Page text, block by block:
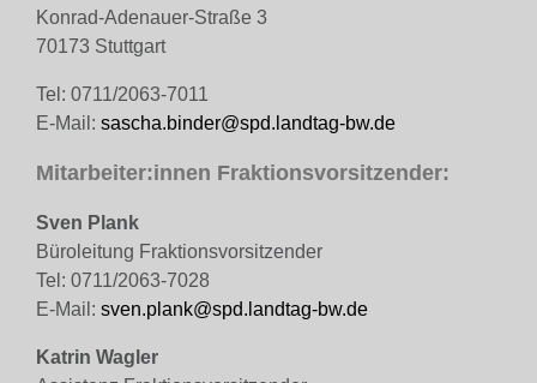
Konrad-Adenauer-Straße 3
70173 Stuttgart
Tel: 0711/2063-7011
E-Mail: sascha.binder@spd.landtag-bw.de
Mitarbeiter:innen Fraktionsvorsitzender:
Sven Plank
Büroleitung Fraktionsvorsitzender
Tel: 0711/2063-7028
E-Mail: sven.plank@spd.landtag-bw.de
Katrin Wagler